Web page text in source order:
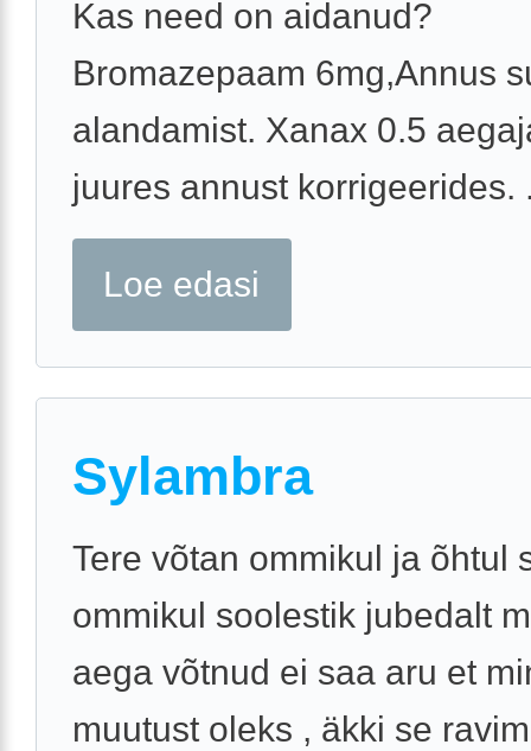
Kas need on aidanud?
Bromazepaam 6mg,Annus
alandamist. Xanax 0.5
juures annust korrigeerides.
Loe edasi
Sylambra
Tere võtan ommikul ja õhtul
ommikul soolestik jubedalt
aega võtnud ei saa aru et
muutust oleks , äkki se